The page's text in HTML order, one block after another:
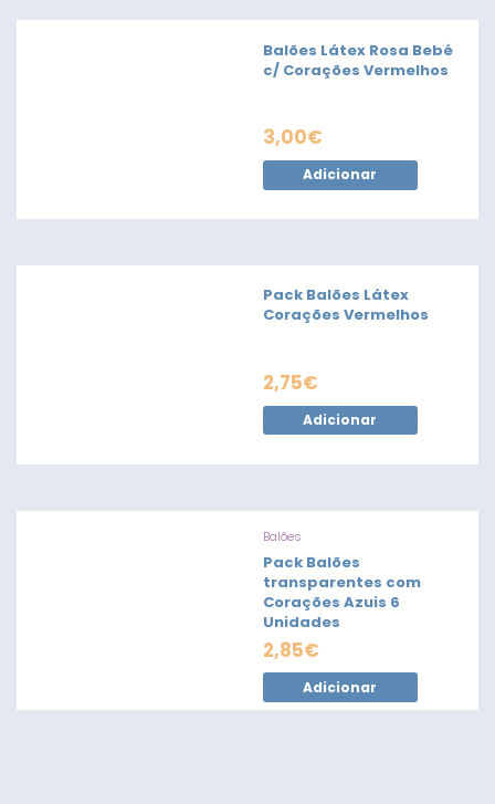
Balões Látex Rosa Bebé
c/ Corações Vermelhos
3,00€
Adicionar
Pack Balões Látex
Corações Vermelhos
2,75€
Adicionar
Balões
Pack Balões
transparentes com
Corações Azuis 6
Unidades
2,85€
Adicionar